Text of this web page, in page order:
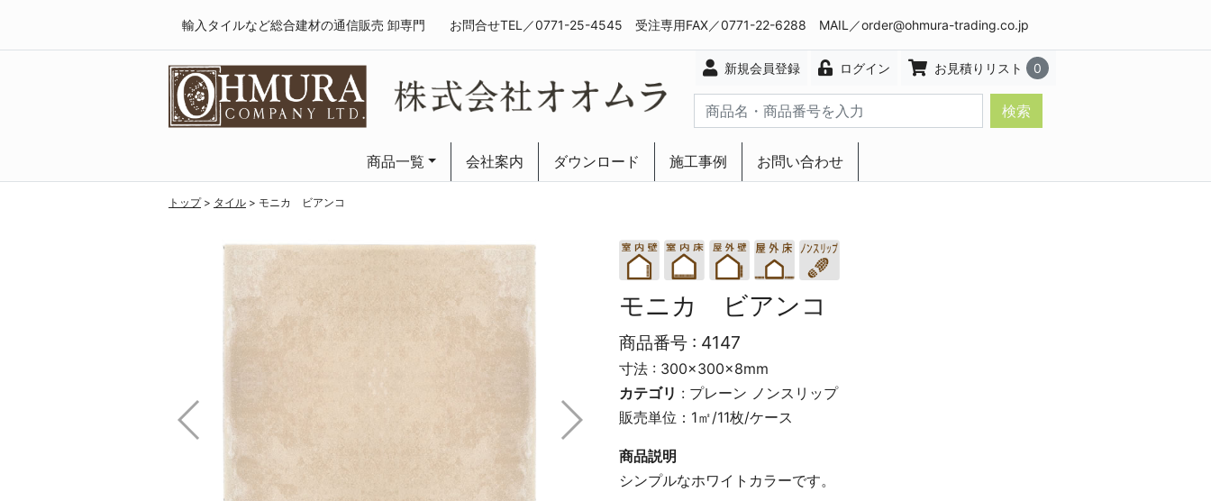
輸入タイルなど総合建材の通信販売 卸専門 お問合せTEL／0771-25-4545 受注専用FAX／0771-22-6288 MAIL／order@ohmura-trading.co.jp
新規会員登録 ログイン お見積りリスト 0
検索
商品一覧 会社案内 ダウンロード 施工事例 お問い合わせ
トップ> タイル > モニカ ビアンコ
モニカ ビアンコ
商品番号 : 4147
寸法 : 300×300×8mm
カテゴリ : プレーン ノンスリップ
販売単位：1㎡/11枚/ケース
商品説明
シンプルなホワイトカラーです。